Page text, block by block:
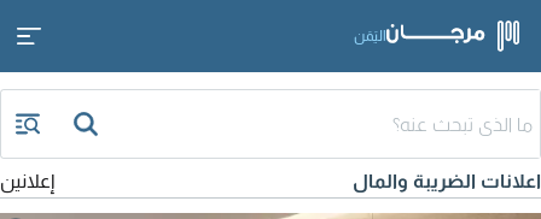
اليَمَن
اعلانات الضريبة والمال إعلانين